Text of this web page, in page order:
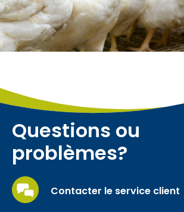
Questions ou
problèmes?
Contacter le service client